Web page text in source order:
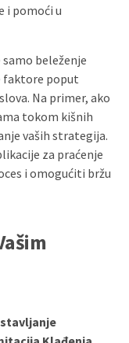
i pomoći u
beleženje
faktore poput
Na primer, ako
tokom kišnih
vaših strategija.
za praćenje
i omogućiti bržu